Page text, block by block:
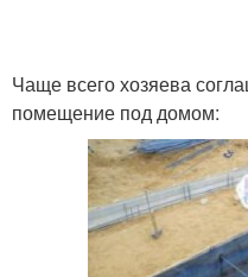
Чаще всего хозяева
помещение под домом: